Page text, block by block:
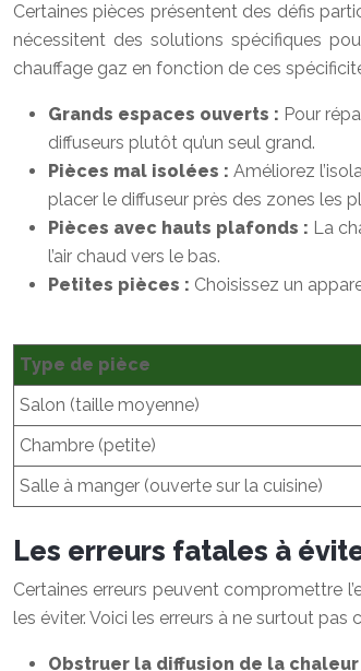
Certaines pièces présentent des défis
nécessitent des solutions spécifiques
chauffage gaz en fonction de ces
Grands espaces ouverts : Pour
diffuseurs plutôt qu’un seul grand.
Pièces mal isolées : Améliorez
placer le diffuseur près des zones les
Pièces avec hauts plafonds : La
l’air chaud vers le bas.
Petites pièces : Choisissez un
Type de pièce
Salon (taille moyenne)
Chambre (petite)
Salle à manger (ouverte sur la cuisine)
Les erreurs fatales à
Certaines erreurs peuvent compromettre
les éviter. Voici les erreurs à ne surtout
Obstruer la diffusion de la chaleur